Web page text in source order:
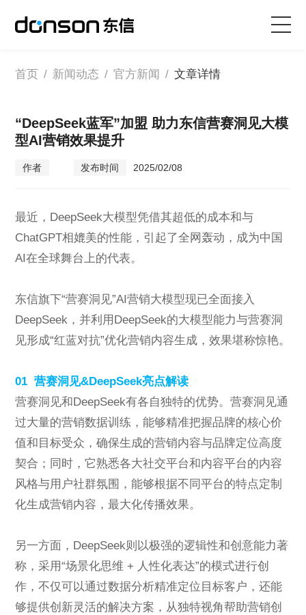
首页
新闻动态
ESG
联系东信
首页 / 新闻动态 / 官方新闻 / 文章详情
“DeepSeek蓝军”加盟 助力东信营赛洞见大模
型AI营销效果提升
作者 发布时间 2025/02/08
最近，DeepSeek大模型凭借其超低的成本和与
ChatGPT相媲美的性能，引起了全网轰动，成为中国
AI在全球舞台上的代表。
东信旗下“营赛洞见”AI营销大模型现已全面接入
DeepSeek，并利用DeepSeek的大模型能力与营赛洞
见形成“红蓝对抗”优化营销内容生成，效果堪称惊艳。
01 营赛洞见&DeepSeek亮点解读
营赛洞见和DeepSeek有各自独特的优势。营赛洞见通
过大量的营销数据训练，能够精准把握品牌的核心价
值和目标受众，确保生成的营销内容与品牌定位高度
契合；同时，它熟悉各大社交平台和内容平台的内容
风格与用户社群氛围，能够根据不同平台的特点定制
化生成营销内容，最大化传播效果。
另一方面，DeepSeek则以极强的逻辑性和创意能力著
称，采用“场景化思维 + 人性化表达”的模式进行创
作，不仅可以通过数据分析精准定位目标客户，还能
够提供创新灵活的解决方案，从独特视角帮助营销创